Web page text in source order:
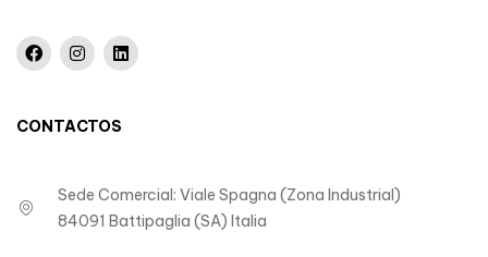
CONTACTOS
Sede Comercial: Viale Spagna (Zona Industrial)
84091 Battipaglia (SA) Italia